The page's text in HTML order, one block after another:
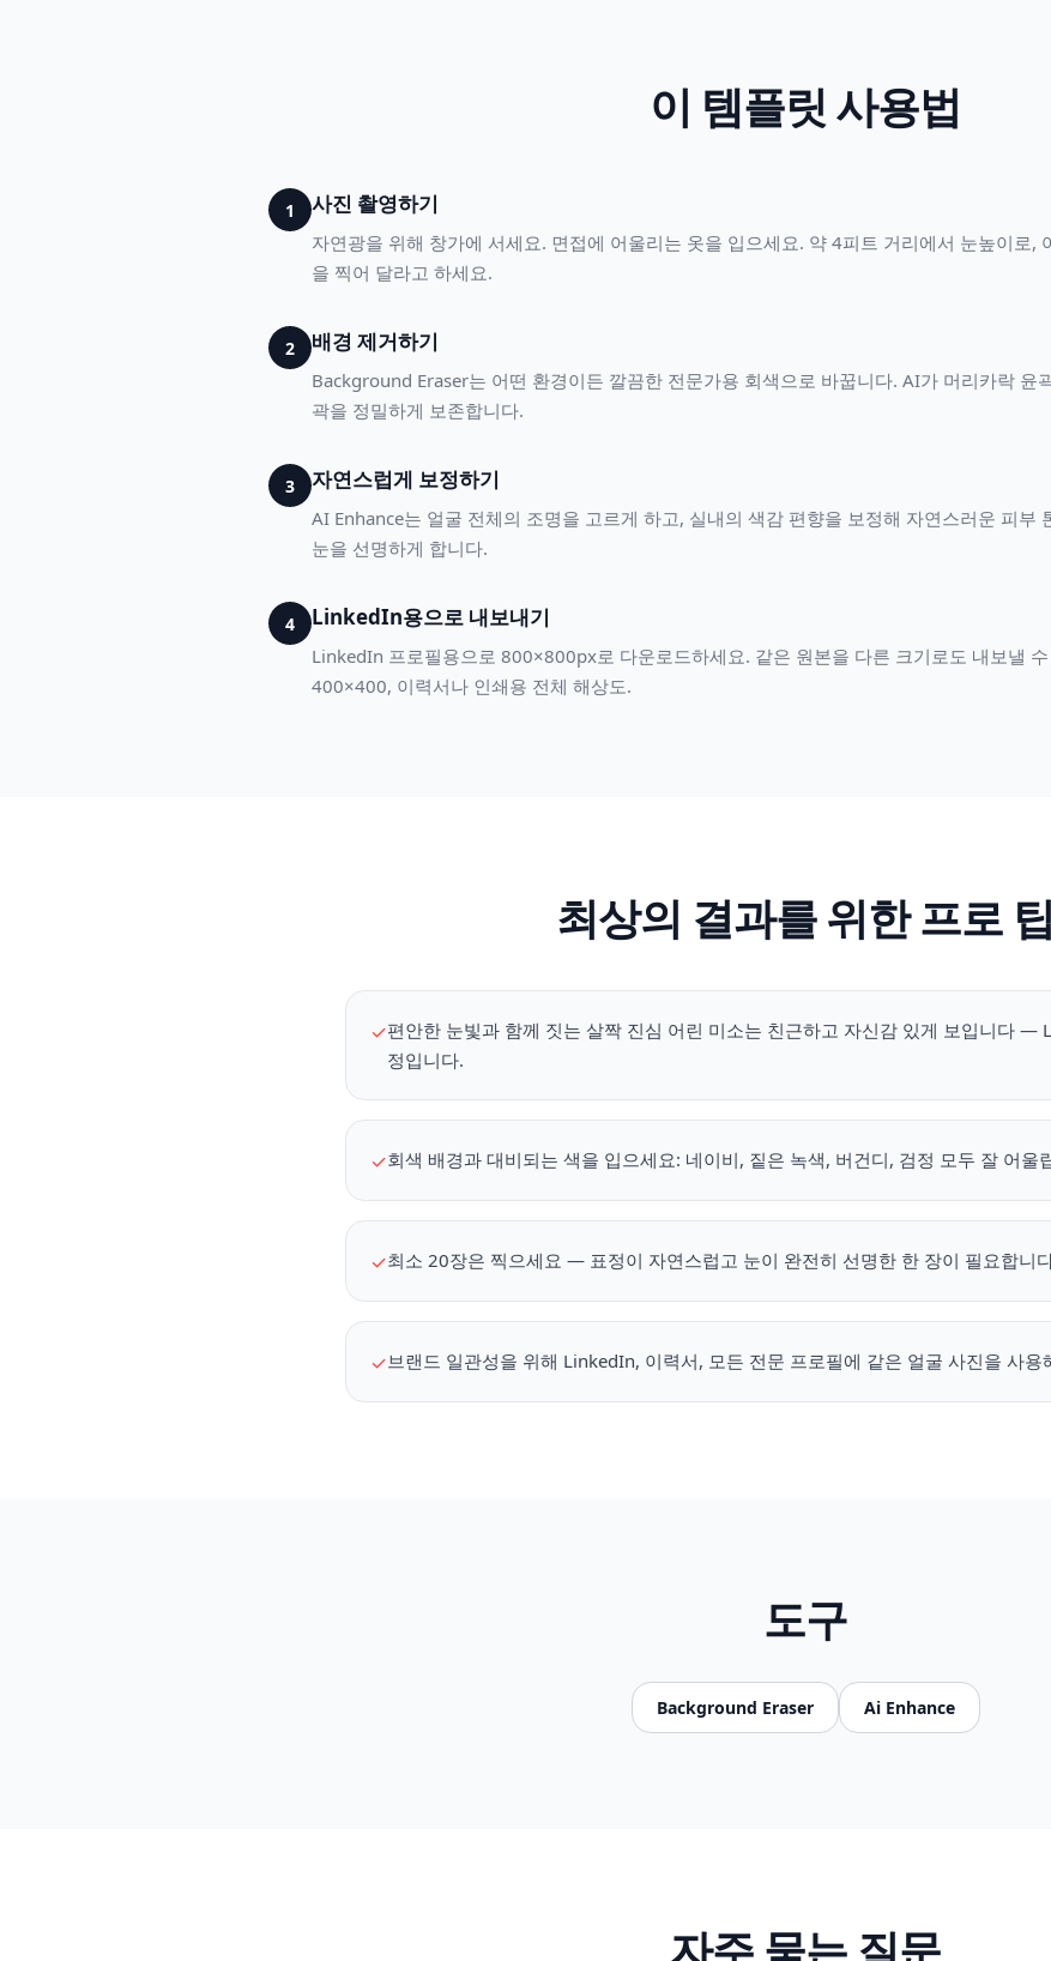
이 템플릿 사용법
1 사진 촬영하기
자연광을 위해 창가에 서세요. 면접에 어울리는 옷을 입으세요. 약 4피트 거리에서 눈높이로,
을 찍어 달라고 하세요.
2 배경 제거하기
Background Eraser는 어떤 환경이든 깔끔한 전문가용 회색으로 바꿉니다. AI가 머리카락 윤
곽을 정밀하게 보존합니다.
3 자연스럽게 보정하기
AI Enhance는 얼굴 전체의 조명을 고르게 하고, 실내의 색감 편향을 보정해 자연스러운 피부
눈을 선명하게 합니다.
4 LinkedIn용으로 내보내기
LinkedIn 프로필용으로 800×800px로 다운로드하세요. 같은 원본을 다른 크기로도 내보낼
400×400, 이력서나 인쇄용 전체 해상도.
최상의 결과를 위한 프로 팁
✓편안한 눈빛과 함께 짓는 살짝 진심 어린 미소는 친근하고 자신감 있게 보입니다 —
정입니다.
✓회색 배경과 대비되는 색을 입으세요: 네이비, 짙은 녹색, 버건디, 검정 모두 잘 어울
✓최소 20장은 찍으세요 — 표정이 자연스럽고 눈이 완전히 선명한 한 장이 필요합니
✓브랜드 일관성을 위해 LinkedIn, 이력서, 모든 전문 프로필에 같은 얼굴 사진을 사용
도구
Background Eraser Ai Enhance